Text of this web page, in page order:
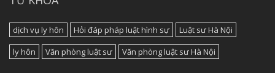
dịch vụ ly hôn Hỏi đáp pháp luật hình sự
Luật sư Hà Nội
ly hôn
Văn phòng luật sư Văn phòng luật sư Hà Nội